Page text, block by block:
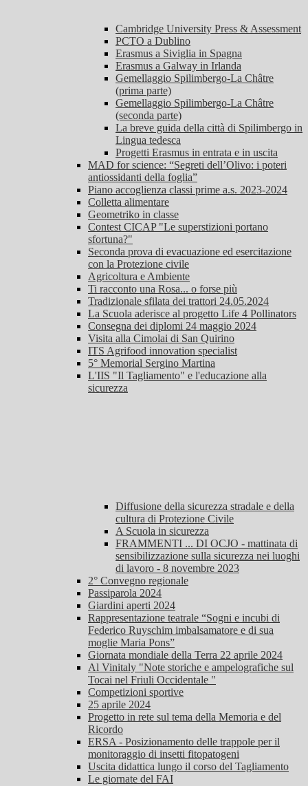
Cambridge University Press & Assessment
PCTO a Dublino
Erasmus a Siviglia in Spagna
Erasmus a Galway in Irlanda
Gemellaggio Spilimbergo-La Châtre
(prima parte)
Gemellaggio Spilimbergo-La Châtre
(seconda parte)
La breve guida della città di Spilimbergo in
Lingua tedesca
Progetti Erasmus in entrata e in uscita
MAD for science: “Segreti dell’Olivo: i poteri
antiossidanti della foglia”
Piano accoglienza classi prime a.s. 2023-2024
Colletta alimentare
Geometriko in classe
Contest CICAP "Le superstizioni portano
sfortuna?"
Seconda prova di evacuazione ed esercitazione
con la Protezione civile
Agricoltura e Ambiente
Ti racconto una Rosa... o forse più
Tradizionale sfilata dei trattori 24.05.2024
La Scuola aderisce al progetto Life 4 Pollinators
Consegna dei diplomi 24 maggio 2024
Visita alla Cimolai di San Quirino
ITS Agrifood innovation specialist
5° Memorial Sergino Martina
L'IIS "Il Tagliamento" e l'educazione alla
sicurezza
Diffusione della sicurezza stradale e della
cultura di Protezione Civile
A Scuola in sicurezza
FRAMMENTI ... DI OCJO - mattinata di
sensibilizzazione sulla sicurezza nei luoghi
di lavoro - 8 novembre 2023
2° Convegno regionale
Passiparola 2024
Giardini aperti 2024
Rappresentazione teatrale “Sogni e incubi di
Federico Ruyschim imbalsamatore e di sua
moglie Maria Pons”
Giornata mondiale della Terra 22 aprile 2024
Al Vinitaly "Note storiche e ampelografiche sul
Tocai nel Friuli Occidentale "
Competizioni sportive
25 aprile 2024
Progetto in rete sul tema della Memoria e del
Ricordo
ERSA - Posizionamento delle trappole per il
monitoraggio di insetti fitopatogeni
Uscita didattica lungo il corso del Tagliamento
Le giornate del FAI